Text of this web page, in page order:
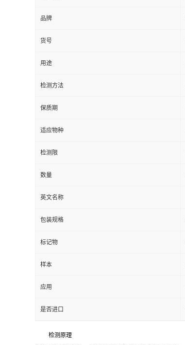
品牌
货号
用途
检测方法
保质期
适应物种
检测限
数量
英文名称
包装规格
标记物
样本
应用
是否进口
检测原理